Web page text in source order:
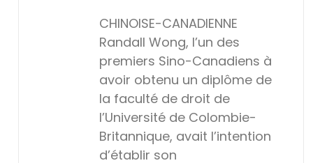
CHINOISE-CANADIENNE
Randall Wong, l’un des
premiers Sino-Canadiens à
avoir obtenu un diplôme de
la faculté de droit de
l’Université de Colombie-
Britannique, avait l’intention
d’établir son